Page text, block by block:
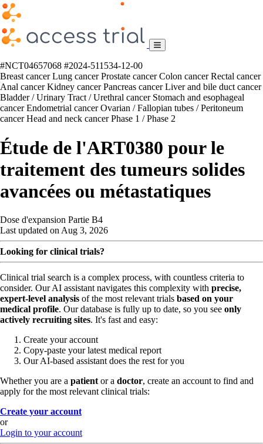
#NCT04657068 #2024-511534-12-00
Breast cancerLung cancerProstate cancerColon cancerRectal cancer
Anal cancerKidney cancerPancreas cancerLiver and bile duct cancer
Bladder / Urinary Tract / Urethral cancer Stomach and esophageal
cancerEndometrial cancerOvarian / Fallopian tubes / Peritoneum
cancerHead and neck cancerPhase 1 / Phase 2
Étude de l'ART0380 pour le
traitement des tumeurs solides
avancées ou métastatiques
Dose d'expansion Partie B4
Last updated on Aug 3, 2026
Looking for clinical trials?
Clinical trial search is a complex process, with countless criteria to
consider. Our AI assistant navigates this complexity with precise,
expert-level analysis of the most relevant trials based on your
medical profile. Our database is fully up to date, so you see only
actively recruiting sites. It's fast and easy:
Create your account
Copy-paste your latest medical report
Our AI-based assistant does the rest for you
Whether you are a patient or a doctor, create an account to find and
apply for the most relevant clinical trials:
Create your account
or
Login to your account